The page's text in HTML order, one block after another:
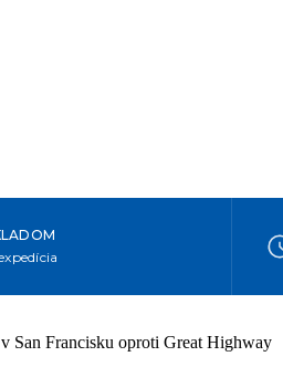
San Francisku oproti Great Highway